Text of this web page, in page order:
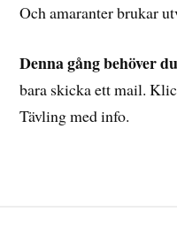
Och amaranter brukar
Denna gång behöver
bara skicka ett mail.
Tävling med info.